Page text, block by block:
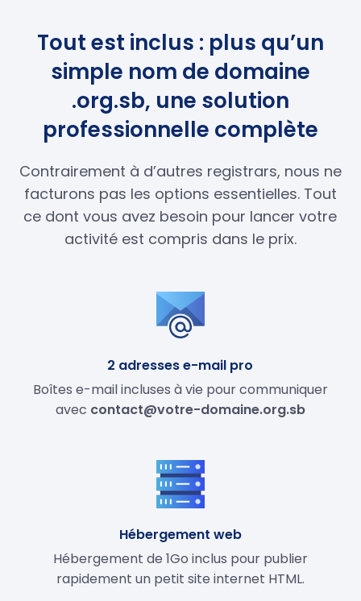
Tout est inclus : plus qu’un
simple nom de domaine
.org.sb, une solution
professionnelle complète
Contrairement à d’autres registrars, nous ne
facturons pas les options essentielles. Tout
ce dont vous avez besoin pour lancer votre
activité est compris dans le prix.
2 adresses e-mail pro
Boîtes e-mail incluses à vie pour communiquer
avec contact@votre-domaine.org.sb
Hébergement web
Hébergement de 1Go inclus pour publier
rapidement un petit site internet HTML.